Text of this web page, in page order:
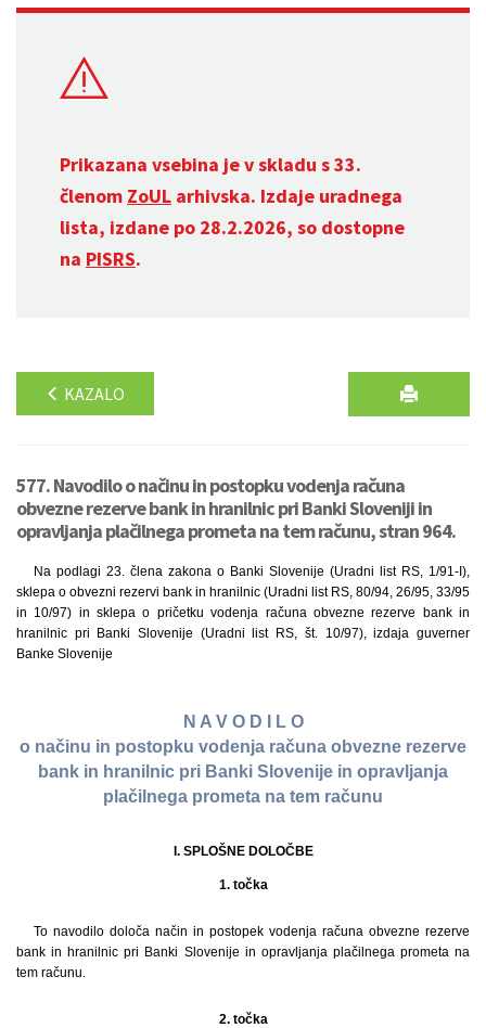
Prikazana vsebina je v skladu s 33.
členom ZoUL arhivska. Izdaje uradnega
lista, izdane po 28.2.2026, so dostopne
na PISRS.
KAZALO
577. Navodilo o načinu in postopku vodenja računa
obvezne rezerve bank in hranilnic pri Banki Sloveniji in
opravljanja plačilnega prometa na tem računu, stran 964.
Na podlagi 23. člena zakona o Banki Slovenije (Uradni list RS, 1/91-I),
sklepa o obvezni rezervi bank in hranilnic (Uradni list RS, 80/94, 26/95, 33/95
in 10/97) in sklepa o pričetku vodenja računa obvezne rezerve bank in
hranilnic pri Banki Slovenije (Uradni list RS, št. 10/97), izdaja guverner
Banke Slovenije
N A V O D I L O
o načinu in postopku vodenja računa obvezne rezerve
bank in hranilnic pri Banki Slovenije in opravljanja
plačilnega prometa na tem računu
I. SPLOŠNE DOLOČBE
1. točka
To navodilo določa način in postopek vodenja računa obvezne rezerve
bank in hranilnic pri Banki Slovenije in opravljanja plačilnega prometa na
tem računu.
2. točka